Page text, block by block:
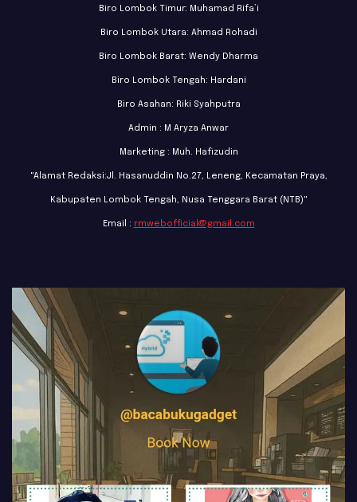
Biro Lombok Timur: Muhamad Rifa’i
Biro Lombok Utara: Ahmad Rohadi
Biro Lombok Barat: Wendy Dharma
Biro Lombok Tengah: Hardani
Biro Asahan: Riki Syahputra
Admin : M Aryza Anwar
Marketing : Muh. Hafizudin
"Alamat Redaksi:Jl. Hasanuddin No.27, Leneng, Kecamatan Praya,
Kabupaten Lombok Tengah, Nusa Tenggara Barat (NTB)"
Email : rmwebofficial@gmail.com